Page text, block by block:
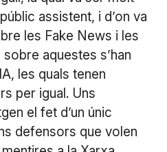
assistent, i d’on va
les Fake News i les
aquestes s’han
les quals tenen
per igual. Uns
el fet d’un únic
defensors que volen